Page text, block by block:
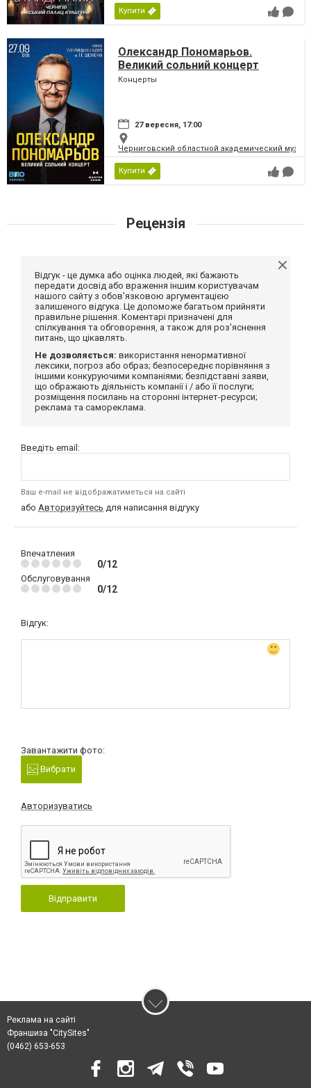
Купити
Олександр Пономарьов.
Великий сольний концерт
Концерты
27 вересня, 17:00
Черниговский областной академический
Купити
Рецензія
Відгук - це думка або оцінка людей, які бажають
передати досвід або враження іншим користувачам
нашого сайту з обов'язковою аргументацією
залишеного відгука. Це допоможе багатьом прийняти
правильне рішення. Коментарі призначені для
спілкування та обговорення, а також для роз'яснення
питань, що цікавлять.
Не дозволяється: використання ненормативної
лексики, погроз або образ; безпосереднє порівняння з
іншими конкуруючими компаніями; безпідставні заяви,
що ображають діяльність компанії і / або її послуги;
розміщення посилань на сторонні інтернет-ресурси;
реклама та самореклама.
Введіть email:
Ваш e-mail не відображатиметься на сайті
або Авторизуйтесь для написання відгуку
Впечатления
0/12
Обслуговування
0/12
Відгук:
Завантажити фото:
Вибрати
Авторизуватись
Відправити
Реклама на сайті
Франшиза "CitySites"
(0462) 653-653